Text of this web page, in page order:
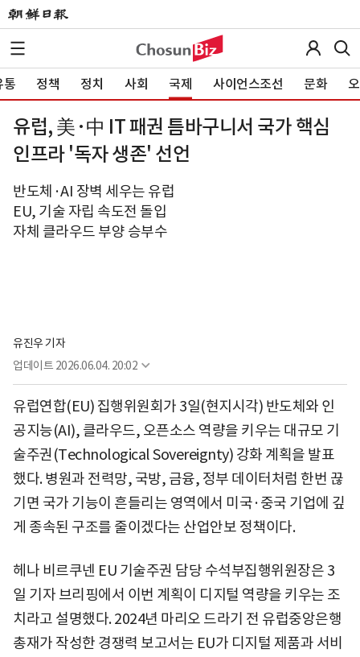
통 정책 정치 사회 국제 사이언스조선 문화
유럽, 美·中 IT 패권 틈바구니서 국가 핵심
인프라 '독자 생존' 선언
반도체·AI 장벽 세우는 유럽
EU, 기술 자립 속도전 돌입
자체 클라우드 부양 승부수
유진우 기자
업데이트 2026.06.04. 20:02
유럽연합(EU) 집행위원회가 3일(현지시각) 반도체와 인
공지능(AI), 클라우드, 오픈소스 역량을 키우는 대규모 기
술주권(Technological Sovereignty) 강화 계획을 발표
했다. 병원과 전력망, 국방, 금융, 정부 데이터처럼 한번 끊
기면 국가 기능이 흔들리는 영역에서 미국·중국 기업에 깊
게 종속된 구조를 줄이겠다는 산업안보 정책이다.
헤나 비르쿠넨 EU 기술주권 담당 수석부집행위원장은 3
일 기자 브리핑에서 이번 계획이 디지털 역량을 키우는 조
치라고 설명했다. 2024년 마리오 드라기 전 유럽중앙은행
총재가 작성한 경쟁력 보고서는 EU가 디지털 제품과 서비